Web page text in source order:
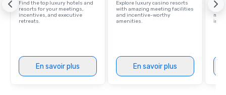
Find the top luxury hotels and
resorts for your meetings,
incentives, and executive
retreats.
En savoir plus
Explore luxury casino resorts
with amazing meeting facilities
and incentive-worthy
amenities.
En savoir plus